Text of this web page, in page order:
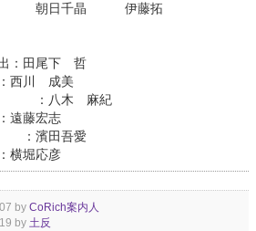
千晶 伊藤拓
出：田尾下 哲
成美
八木 麻紀
宏志
：濱田吾愛
ク：横堀応彦
by CoRich案内人
by 土反